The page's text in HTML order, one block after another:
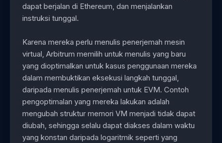
dapat berjalan di Ethereum, dan menjalankan
instruksi tunggal.
Karena mereka perlu menulis penerjemah mesin
virtual, Arbitrum memilih untuk menulis yang baru
yang dioptimalkan untuk kasus penggunaan mereka
dalam membuktikan eksekusi langkah tunggal,
daripada menulis penerjemah untuk EVM. Contoh
pengoptimalan yang mereka lakukan adalah
mengubah struktur memori VM menjadi tidak dapat
diubah, sehingga selalu dapat diakses dalam waktu
yang konstan daripada logaritmik seperti yang